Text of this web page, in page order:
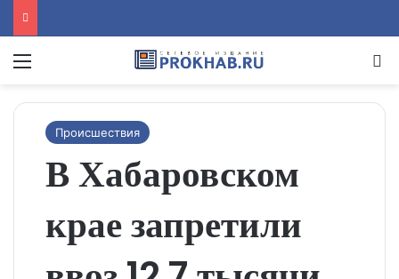
Menu
Происшествия
В Хабаровском
крае запретили